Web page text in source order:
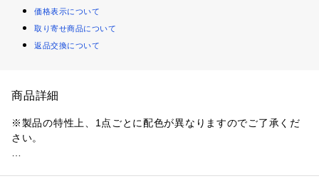
価格表示について
取り寄せ商品について
返品交換について
商品詳細
※製品の特性上、1点ごとに配色が異なりますのでご了承くだ
さい。